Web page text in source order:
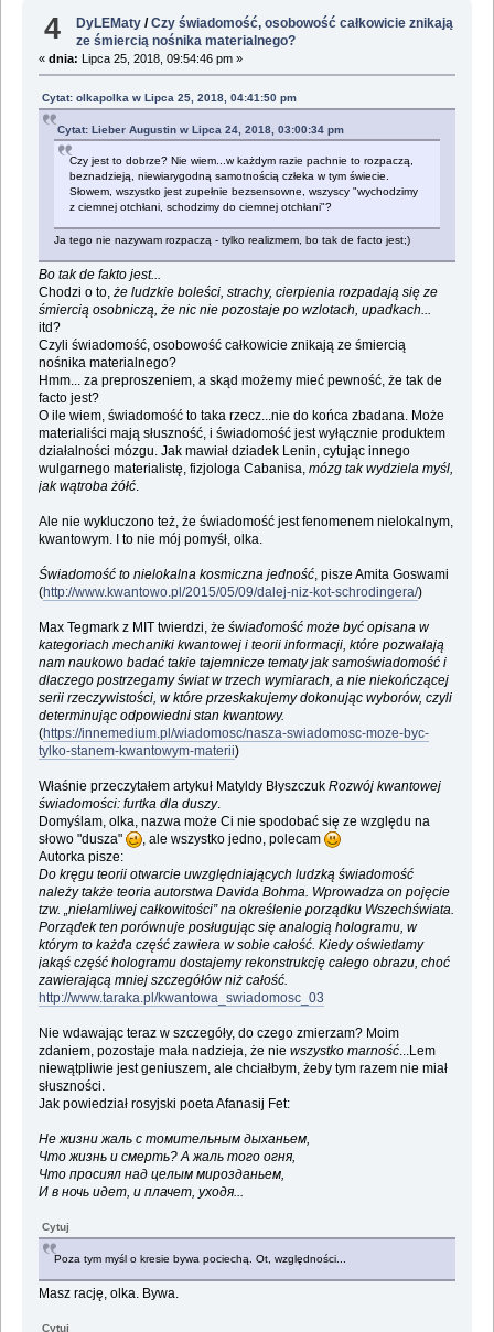
4 DyLEMaty /Czy świadomość, osobowość całkowicie znikają
ze śmiercią nośnika materialnego?
« dnia: Lipca 25, 2018, 09:54:46 pm »
Cytat: olkapolka w Lipca 25, 2018, 04:41:50 pm
Cytat: Lieber Augustin w Lipca 24, 2018, 03:00:34 pm
Czy jest to dobrze? Nie wiem...w każdym razie pachnie to rozpaczą,
beznadzieją, niewiarygodną samotnością człeka w tym świecie.
Słowem, wszystko jest zupełnie bezsensowne, wszyscy "wychodzimy
z ciemnej otchłani, schodzimy do ciemnej otchłani"?
Ja tego nie nazywam rozpaczą - tylko realizmem, bo tak de facto jest;)
Bo tak de fakto jest...
Chodzi o to, że ludzkie boleści, strachy, cierpienia rozpadają się ze
śmiercią osobniczą, że nic nie pozostaje po wzlotach, upadkach...
itd?
Czyli świadomość, osobowość całkowicie znikają ze śmiercią
nośnika materialnego?
Hmm... za preproszeniem, a skąd możemy mieć pewność, że tak de
facto jest?
O ile wiem, świadomość to taka rzecz...nie do końca zbadana. Może
materialiści mają słuszność, i świadomość jest wyłącznie produktem
działalności mózgu. Jak mawiał dziadek Lenin, cytując innego
wulgarnego materialistę, fizjologa Cabanisa, mózg tak wydziela myśl,
jak wątroba żółć.
Ale nie wykluczono też, że świadomość jest fenomenem nielokalnym,
kwantowym. I to nie mój pomyśł, olka.
Świa­do­mość to nie­lo­kalna kosmiczna jedność, pisze Amita Goswami
(http://www.kwantowo.pl/2015/05/09/dalej-niz-kot-schrodingera/)
Max Tegmark z MIT twierdzi, że świadomość może być opisana w
kategoriach mechaniki kwantowej i teorii informacji, które pozwalają
nam naukowo badać takie tajemnicze tematy jak samoświadomość i
dlaczego postrzegamy świat w trzech wymiarach, a nie niekończącej
serii rzeczywistości, w które przeskakujemy dokonując wyborów, czyli
determinując odpowiedni stan kwantowy.
(https://innemedium.pl/wiadomosc/nasza-swiadomosc-moze-byc-
tylko-stanem-kwantowym-materii)
Właśnie przeczytałem artykuł Matyldy Błyszczuk Rozwój kwantowej
świadomości: furtka dla duszy.
Domyślam, olka, nazwa może Ci nie spodobać się ze względu na
słowo "dusza"
, ale wszystko jedno, polecam
Autorka pisze:
Do kręgu teorii otwarcie uwzględniających ludzką świadomość
należy także teoria autorstwa Davida Bohma. Wprowadza on pojęcie
tzw. „niełamliwej całkowitości” na określenie porządku Wszechświata.
Porządek ten porównuje posługując się analogią hologramu, w
którym to każda część zawiera w sobie całość. Kiedy oświetlamy
jakąś część hologramu dostajemy rekonstrukcję całego obrazu, choć
zawierającą mniej szczegółów niż całość.
http://www.taraka.pl/kwantowa_swiadomosc_03
Nie wdawając teraz w szczegóły, do czego zmierzam? Moim
zdaniem, pozostaje mała nadzieja, że nie wszystko marność...Lem
niewątpliwie jest geniuszem, ale chciałbym, żeby tym razem nie miał
słuszności.
Jak powiedział rosyjski poeta Afanasij Fet:
Не жизни жаль с томительным дыханьем,
Что жизнь и смерть? А жаль того огня,
Что просиял над целым мирозданьем,
И в ночь идет, и плачет, уходя...
Cytuj
Poza tym myśl o kresie bywa pociechą. Ot, względności...
Masz rację, olka. Bywa.
Cytuj